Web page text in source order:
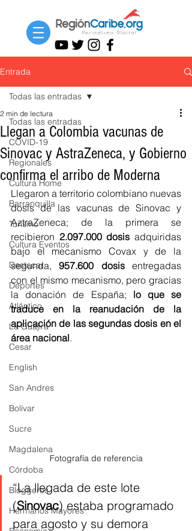
Entrada
Todas las entradas
COVID-19
Regionales
Cultura Home
Barranquilla
Turismo
Cultura Eventos
Destacar
Deportes
Atlántico
La Guajira
Cesar
English
San Andres
Bolívar
Sucre
Magdalena
Córdoba
Bloggeros
Hermanos Mayores
Todas las entradas
Llegan a Colombia vacunas de
Sinovac y AstraZeneca, y Gobierno
confirma el arribo de Moderna
2 min de lectura
Llegaron a territorio colombiano nuevas
dosis de las vacunas de Sinovac y
AztraZeneca; de la primera se
recibieron 2.097.000 dosis adquiridas
bajo el mecanismo Covax y de la
segunda, 957.600 dosis entregadas
con el mismo mecanismo, pero gracias
la donación de España; lo que se
traduce en la reanudación de la
aplicación de las segundas dosis en el
área nacional.
Fotografía de referencia
“La llegada de este lote
(Sinovac) estaba programado
para agosto y su demora